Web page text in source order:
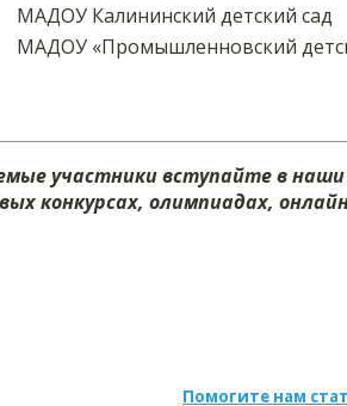
МАДОУ Калининский детский сад
МАДОУ «Промышленновский
участники вступайте в
конкурсах, олимпиадах,
Помогите нам